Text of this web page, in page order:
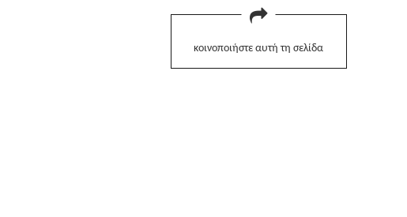
κοινοποιήστε αυτή τη σελίδα